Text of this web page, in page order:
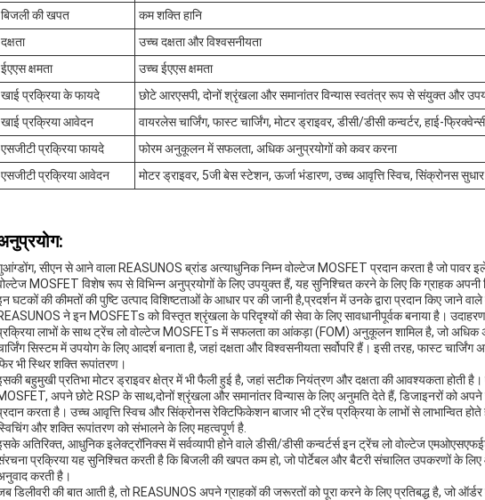
बिजली की खपत
कम शक्ति हानि
दक्षता
उच्च दक्षता और विश्वसनीयता
ईएएस क्षमता
उच्च ईएएस क्षमता
खाई प्रक्रिया के फायदे
छोटे आरएसपी, दोनों श्रृंखला और समानांतर विन्यास स्वतंत्र रूप से संयुक्त और
खाई प्रक्रिया आवेदन
वायरलेस चार्जिंग, फास्ट चार्जिंग, मोटर ड्राइवर, डीसी/डीसी कन्वर्टर, हाई-
एसजीटी प्रक्रिया फायदे
फोरम अनुकूलन में सफलता, अधिक अनुप्रयोगों को कवर करना
एसजीटी प्रक्रिया आवेदन
मोटर ड्राइवर, 5जी बेस स्टेशन, ऊर्जा भंडारण, उच्च आवृत्ति स्विच, सिंक्रोनस सुधार
सीएन से आने वाला REASUNOS ब्रांड अत्याधुनिक निम्न वोल्टेज MOSFET प्रदान करता है जो पावर
MOSFET विशेष रूप से विभिन्न अनुप्रयोगों के लिए उपयुक्त हैं, यह सुनिश्चित करने के लिए कि ग्राहक
घटकों की कीमतों की पुष्टि उत्पाद विशिष्टताओं के आधार पर की जानी है,प्रदर्शन में उनके द्वारा प्रदान किए जाने
ने इन MOSFETs को विस्तृत श्रृंखला के परिदृश्यों की सेवा के लिए सावधानीपूर्वक बनाया है।
लाभों के साथ ट्रेंच लो वोल्टेज MOSFETs में सफलता का आंकड़ा (FOM) अनुकूलन शामिल है, जो अधिक
सिस्टम में उपयोग के लिए आदर्श बनाता है, जहां दक्षता और विश्वसनीयता सर्वोपरि हैं। इसी तरह, फास्ट
भी स्थिर शक्ति रूपांतरण।
बहुमुखी प्रतिभा मोटर ड्राइवर क्षेत्र में भी फैली हुई है, जहां सटीक नियंत्रण और दक्षता की आवश्यकता होती
अपने छोटे RSP के साथ,दोनों श्रृंखला और समानांतर विन्यास के लिए अनुमति देते हैं, डिजाइनरों को
करता है। उच्च आवृत्ति स्विच और सिंक्रोनस रेक्टिफिकेशन बाजार भी ट्रेंच प्रक्रिया के लाभों से लाभान्वित
और शक्ति रूपांतरण को संभालने के लिए महत्वपूर्ण है.
अतिरिक्त, आधुनिक इलेक्ट्रॉनिक्स में सर्वव्यापी होने वाले डीसी/डीसी कन्वर्टर्स इन ट्रेंच लो वोल्टेज
प्रक्रिया यह सुनिश्चित करती है कि बिजली की खपत कम हो, जो पोर्टेबल और बैटरी संचालित उपकरणों के
करती है।
डिलीवरी की बात आती है, तो REASUNOS अपने ग्राहकों की जरूरतों को पूरा करने के लिए प्रतिबद्ध है, जो